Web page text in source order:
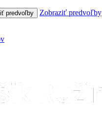
predvoľby Zobraziť predvoľby